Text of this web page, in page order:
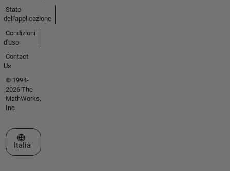
Stato
dell'applicazione
Condizioni
d'uso
Contact
Us
© 1994-
2026 The
MathWorks,
Inc.
Seleziona un sito web
Italia